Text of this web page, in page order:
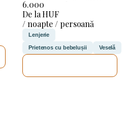
6.000
De la HUF
/ noapte / persoană
Lenjerie
Prietenos cu bebelușii Veselă